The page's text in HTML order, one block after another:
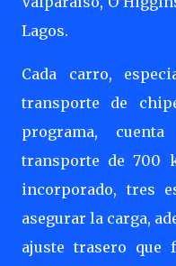
Lagos.
Cada carro,
transporte de
programa,
transporte de 700
incorporado, tres
asegurar la carga,
ajuste trasero que